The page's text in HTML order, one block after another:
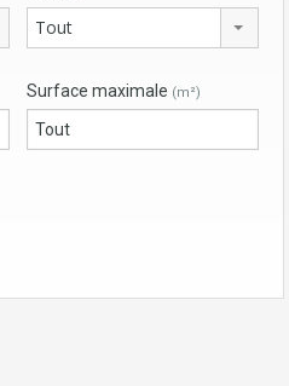
Tout
Surface maximale (m²)